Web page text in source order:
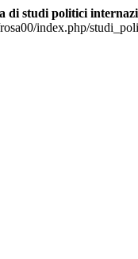
di studi politici
index.php/